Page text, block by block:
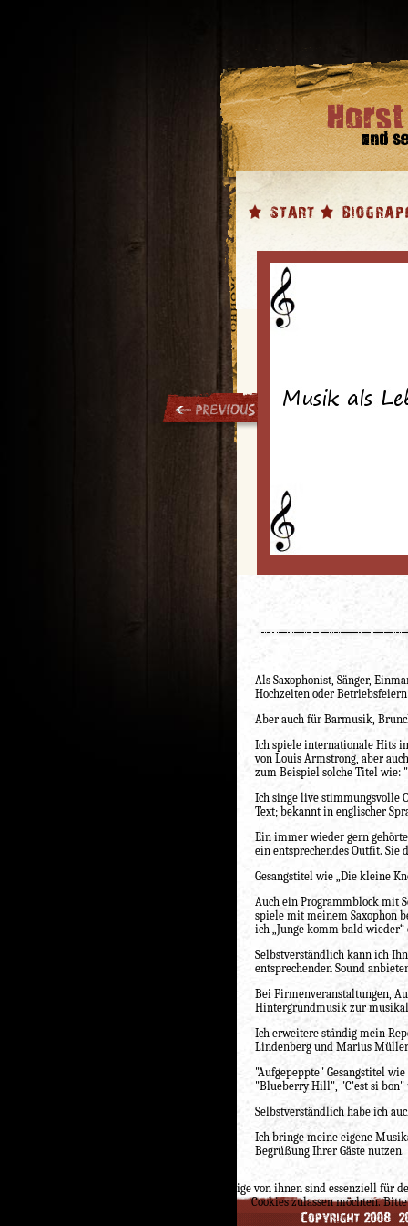
Als Saxophonist, Sänger,
Hochzeiten oder
Aber auch für Barmusik,
Ich spiele internationale Hits
von Louis Armstrong, aber
zum Beispiel solche Titel wie:
Ich singe live stimmungsvolle
Text; bekannt in englischer
Ein immer wieder gern
ein entsprechendes Outfit. Sie
Gesangstitel wie „Die kleine
Auch ein Programmblock mit
spiele mit meinem Saxophon
ich „Junge komm bald
Selbstverständlich kann ich
entsprechenden Sound
Bei Firmenveranstaltungen,
Hintergrundmusik zur
Ich erweitere ständig mein
Lindenberg und Marius
"Aufgepeppte" Gesangstitel
"Blueberry Hill", "C'est si bon"
Selbstverständlich habe ich
Ich bringe meine eigene
Begrüßung Ihrer Gäste nutzen.
Wir nutzen Cookies auf unserer Website. Einige von ihnen sind essenziell für
Cookies zulassen möchten.